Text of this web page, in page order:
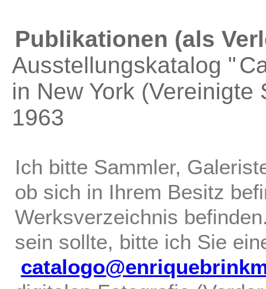
Publikationen (als
Ausstellungskatalog "
in New York (Vereinigte
1963
Ich bitte Sammler,
ob sich in Ihrem Besitz
Werksverzeichnis
sein sollte, bitte ich Sie